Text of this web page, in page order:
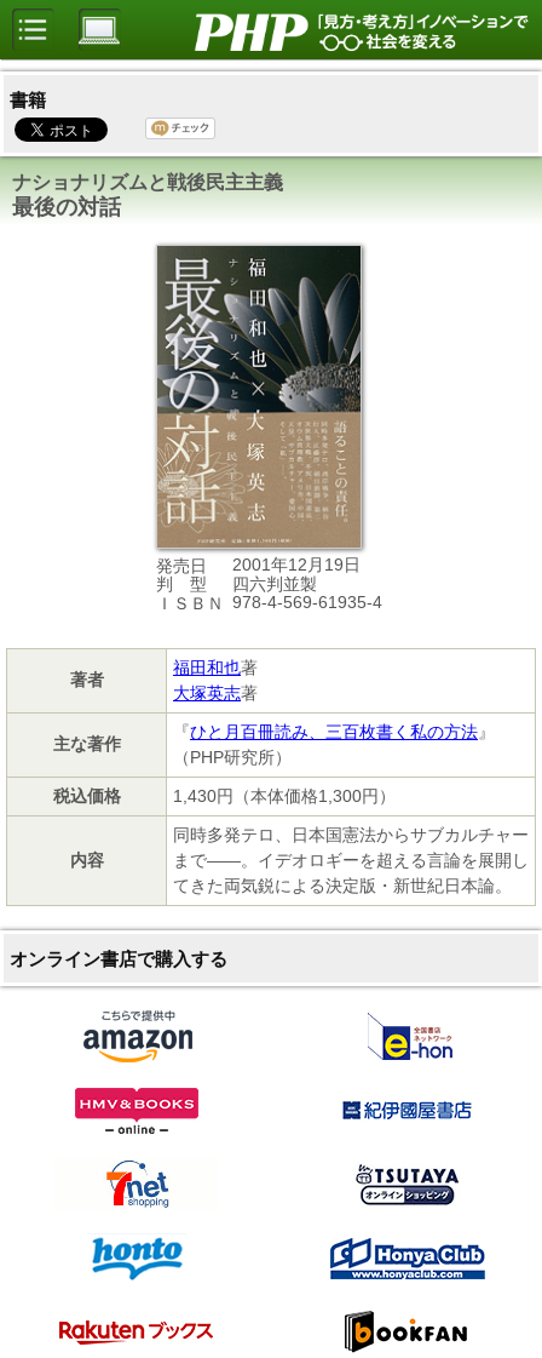
書籍
ナショナリズムと戦後民主主義
最後の対話
発売日
2001年12月19日
判 型
四六判並製
ＩＳＢＮ
978-4-569-61935-4
著者
福田和也著
大塚英志著
主な著作
『ひと月百冊読み、三百枚書く私の方法』
（PHP研究所）
税込価格
1,430円（本体価格1,300円）
内容
同時多発テロ、日本国憲法からサブカルチャー
まで――。イデオロギーを超える言論を展開し
てきた両気鋭による決定版・新世紀日本論。
オンライン書店で購入する